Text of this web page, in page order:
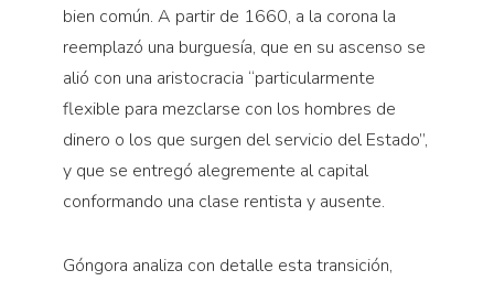
bien común. A partir de 1660, a la corona la
reemplazó una burguesía, que en su ascenso se
alió con una aristocracia “particularmente
flexible para mezclarse con los hombres de
dinero o los que surgen del servicio del Estado”,
y que se entregó alegremente al capital
conformando una clase rentista y ausente.
Góngora analiza con detalle esta transición,